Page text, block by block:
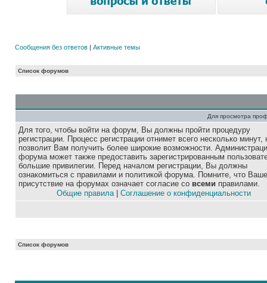
Сообщения без ответов | Активные темы
Список форумов
Для просмотра
Для того, чтобы войти на форум, Вы должны пройти процедуру
регистрации. Процесс регистрации отнимет всего несколько минут,
позволит Вам получить более широкие возможности.
форума может также предоставить зарегистрированным
большие привилегии. Перед началом регистрации, Вы должны
ознакомиться с правилами и политикой форума. Помните, что Ваше
присутствие на форумах означает согласие со всеми правилами.
Общие правила| Соглашение о конфиденциальности
Список форумов